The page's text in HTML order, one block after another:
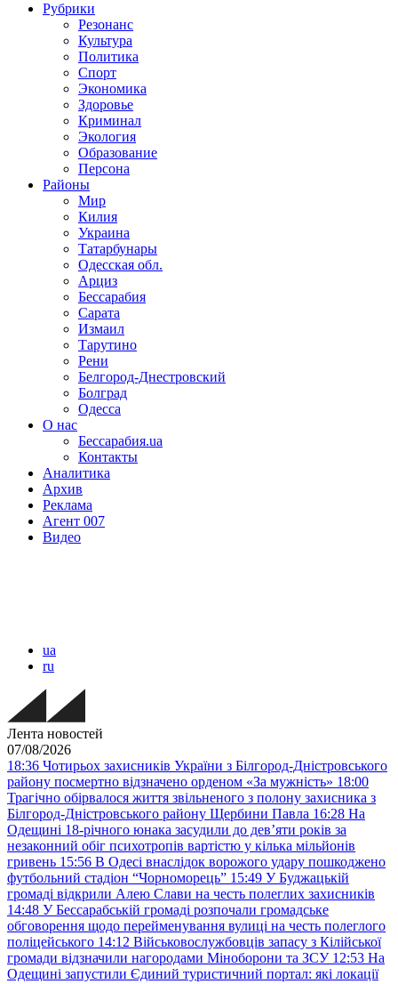
Рубрики
Резонанс
Культура
Политика
Спорт
Экономика
Здоровье
Криминал
Экология
Образование
Персона
Районы
Мир
Килия
Украина
Татарбунары
Одесская обл.
Арциз
Бессарабия
Сарата
Измаил
Тарутино
Рени
Белгород-Днестровский
Болград
Одесса
О нас
Бессарабия.ua
Контакты
Аналитика
Архив
Реклама
Агент 007
Видео
ua
ru
Лента новостей
07/08/2026
18:36 Чотирьох захисників України з Білгород-Дністровського
району посмертно відзначено орденом «За мужність» 18:00
Трагічно обірвалося життя звільненого з полону захисника з
Білгород-Дністровського району Щербини Павла 16:28 На
Одещині 18-річного юнака засудили до дев’яти років за
незаконний обіг психотропів вартістю у кілька мільйонів
гривень 15:56 В Одесі внаслідок ворожого удару пошкоджено
футбольний стадіон “Чорноморець” 15:49 У Буджацькій
громаді відкрили Алею Слави на честь полеглих захисників
14:48 У Бессарабській громаді розпочали громадське
обговорення щодо перейменування вулиці на честь полеглого
поліцейського 14:12 Військовослужбовців запасу з Кілійської
громади відзначили нагородами Міноборони та ЗСУ 12:53 На
Одещині запустили Єдиний туристичний портал: які локації